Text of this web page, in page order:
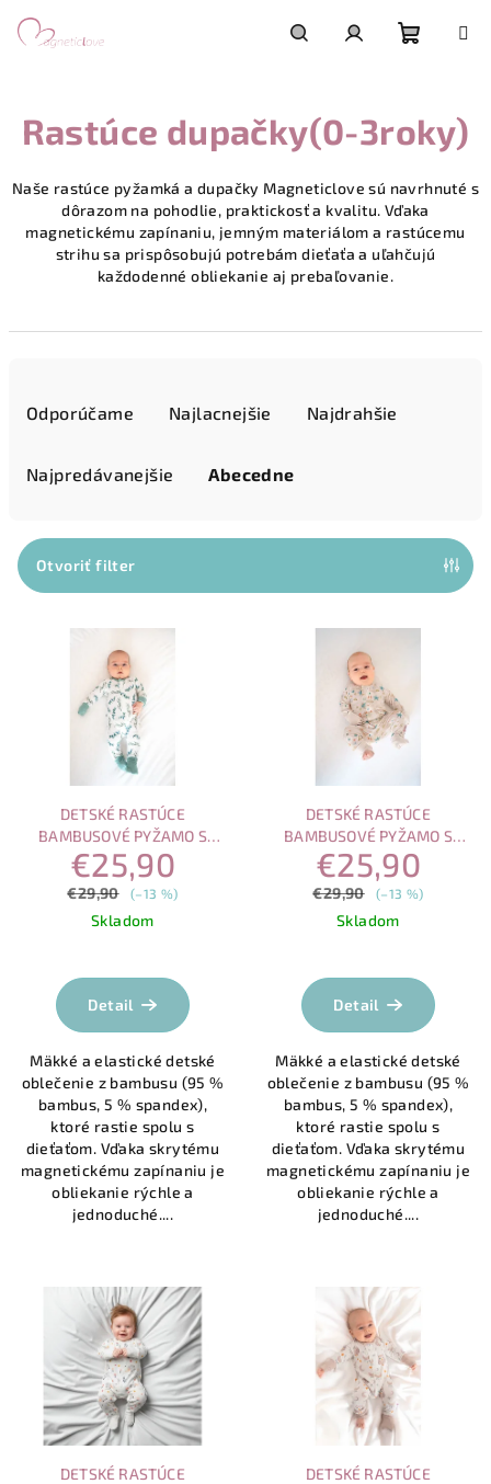
košík
Rastúce dupačky(0-3roky)
Naše rastúce pyžamká a dupačky Magneticlove sú navrhnuté s
dôrazom na pohodlie, praktickosť a kvalitu. Vďaka
magnetickému zapínaniu, jemným materiálom a rastúcemu
strihu sa prispôsobujú potrebám dieťaťa a uľahčujú
každodenné obliekanie aj prebaľovanie.
e
Odporúčame Najlacnejšie Najdrahšie
Najpredávanejšie Abecedne
Otvoriť filter
DETSKÉ RASTÚCE
BAMBUSOVÉ PYŽAMO S
MAGNETICKÝM ZAPÍNANÍM –
EUKALYPTUS
€25,90
€29,90 (–13 %)
Skladom
hodnotenie
produktu
z
5
hviezdičiek.
Detail
Mäkké a elastické detské
oblečenie z bambusu (95 %
bambus, 5 % spandex),
ktoré rastie spolu s
dieťaťom. Vďaka skrytému
magnetickému zapínaniu je
obliekanie rýchle a
jednoduché....
DETSKÉ RASTÚCE
BAMBUSOVÉ PYŽAMO S
MAGNETICKÝM ZAPÍNANÍM –
HRAVÉ MORE
€25,90
€29,90 (–13 %)
Skladom
Detail
Mäkké a elastické detské
oblečenie z bambusu (95 %
bambus, 5 % spandex),
ktoré rastie spolu s
dieťaťom. Vďaka skrytému
magnetickému zapínaniu je
obliekanie rýchle a
jednoduché....
DETSKÉ RASTÚCE
DETSKÉ RASTÚCE